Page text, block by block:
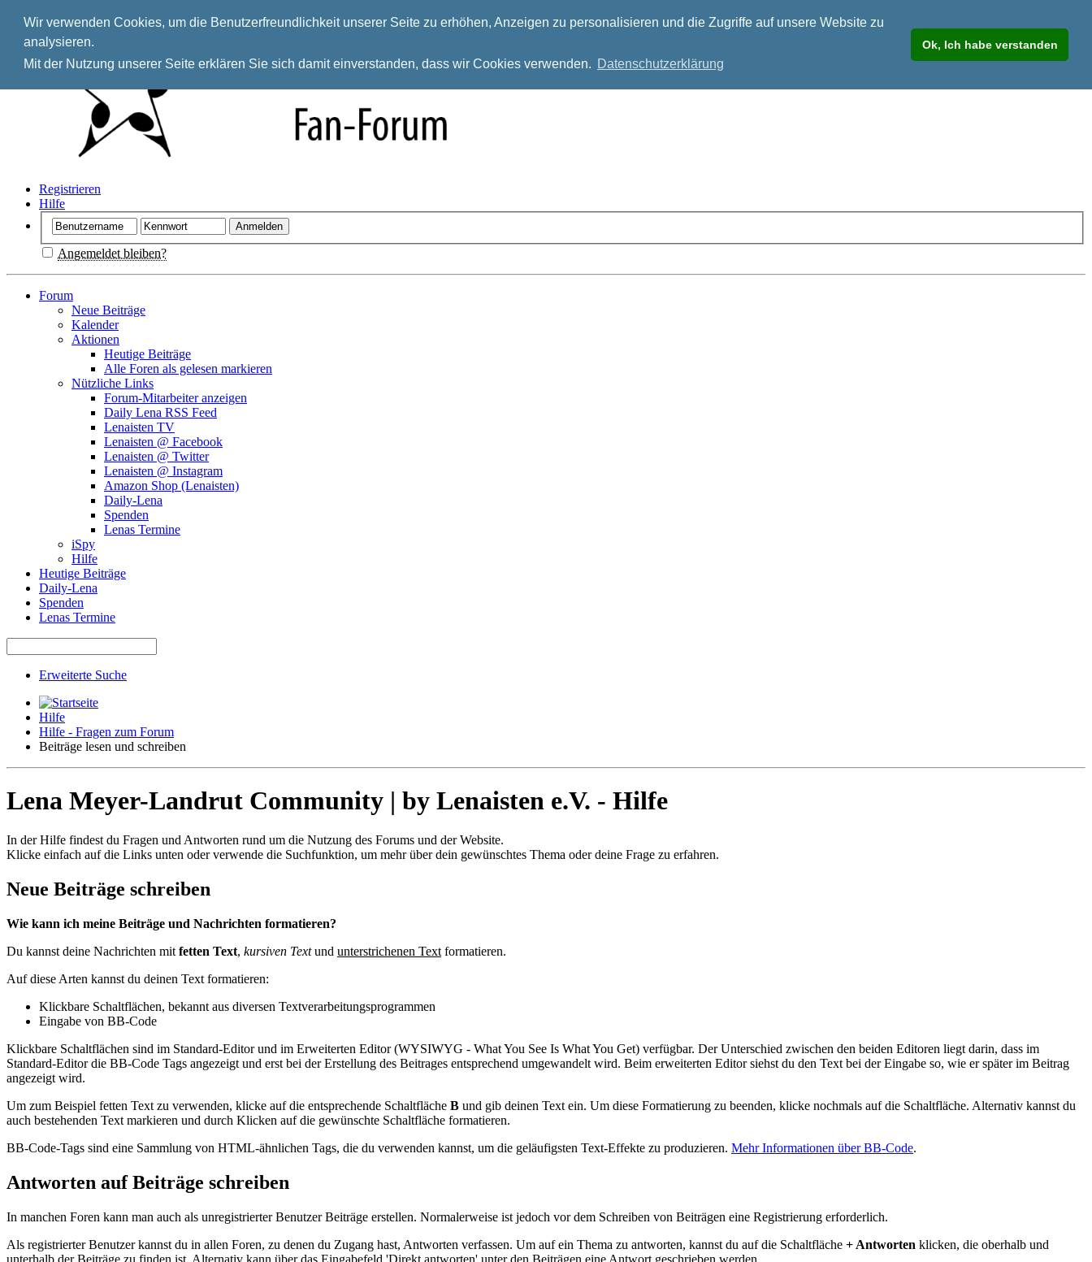
Wir verwenden Cookies, um die Benutzerfreundlichkeit unserer Seite zu erhöhen, Anzeigen zu personalisieren und die Zugriffe auf unsere Website zu
analysieren.
Mit der Nutzung unserer Seite erklären Sie sich damit einverstanden, dass wir Cookies verwenden. Datenschutzerklärung
Ok, Ich habe verstanden
Registrieren
Hilfe
Angemeldet bleiben?
Forum
Neue Beiträge
Kalender
Aktionen
Heutige Beiträge
Alle Foren als gelesen markieren
Nützliche Links
Forum-Mitarbeiter anzeigen
Daily Lena RSS Feed
Lenaisten TV
Lenaisten @ Facebook
Lenaisten @ Twitter
Lenaisten @ Instagram
Amazon Shop (Lenaisten)
Daily-Lena
Spenden
Lenas Termine
iSpy
Hilfe
Heutige Beiträge
Daily-Lena
Spenden
Lenas Termine
Erweiterte Suche
Hilfe
Hilfe - Fragen zum Forum
Beiträge lesen und schreiben
Lena Meyer-Landrut Community | by Lenaisten e.V. - Hilfe
In der Hilfe findest du Fragen und Antworten rund um die Nutzung des Forums und der Website.
Klicke einfach auf die Links unten oder verwende die Suchfunktion, um mehr über dein gewünschtes Thema oder deine Frage zu erfahren.
Neue Beiträge schreiben
Wie kann ich meine Beiträge und Nachrichten formatieren?
Du kannst deine Nachrichten mit fetten Text, kursiven Textund unterstrichenen Text formatieren.
Auf diese Arten kannst du deinen Text formatieren:
Klickbare Schaltflächen, bekannt aus diversen Textverarbeitungsprogrammen
Eingabe von BB-Code
Klickbare Schaltflächen sind im Standard-Editor und im Erweiterten Editor (WYSIWYG - What You See Is What You Get) verfügbar. Der Unterschied zwischen den beiden Editoren liegt darin, dass im
Standard-Editor die BB-Code Tags angezeigt und erst bei der Erstellung des Beitrages entsprechend umgewandelt wird. Beim erweiterten Editor siehst du den Text bei der Eingabe so, wie er später im Beitrag
angezeigt wird.
Um zum Beispiel fetten Text zu verwenden, klicke auf die entsprechende Schaltfläche B und gib deinen Text ein. Um diese Formatierung zu beenden, klicke nochmals auf die Schaltfläche. Alternativ kannst du
auch bestehenden Text markieren und durch Klicken auf die gewünschte Schaltfläche formatieren.
BB-Code-Tags sind eine Sammlung von HTML-ähnlichen Tags, die du verwenden kannst, um die geläufigsten Text-Effekte zu produzieren. Mehr Informationen über BB-Code.
Antworten auf Beiträge schreiben
In manchen Foren kann man auch als unregistrierter Benutzer Beiträge erstellen. Normalerweise ist jedoch vor dem Schreiben von Beiträgen eine Registrierung erforderlich.
Als registrierter Benutzer kannst du in allen Foren, zu denen du Zugang hast, Antworten verfassen. Um auf ein Thema zu antworten, kannst du auf die Schaltfläche + Antworten klicken, die oberhalb und
unterhalb der Beiträge zu finden ist. Alternativ kann über das Eingabefeld 'Direkt antworten' unter den Beiträgen eine Antwort geschrieben werden.